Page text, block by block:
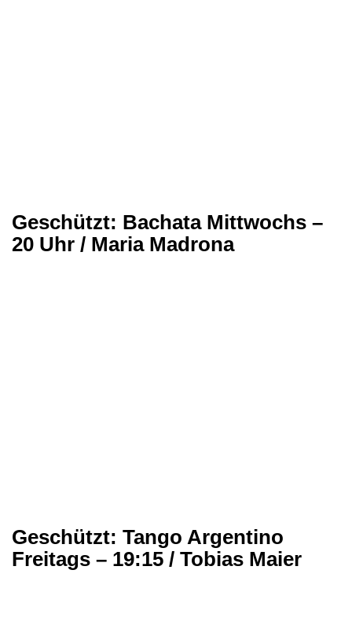
Geschützt: Bachata Mittwochs –
20 Uhr / Maria Madrona
Geschützt: Tango Argentino
Freitags – 19:15 / Tobias Maier